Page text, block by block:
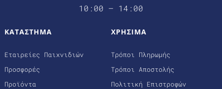
10:00 – 14:00
ΚΑΤΑΣΤΗΜΑ
Εταιρείες Παιχνιδιών
Προσφορές
Προϊόντα
ΧΡΗΣΙΜΑ
Τρόποι Πληρωμής
Τρόποι Αποστολής
Πολιτική Επιστροφών